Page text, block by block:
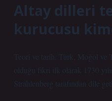
Altay dilleri
kurucusu
Teori ve tarih. Türk, Moğol ve
olduğu fikri ilk olarak 1730
Strahlenberg tarafından dile